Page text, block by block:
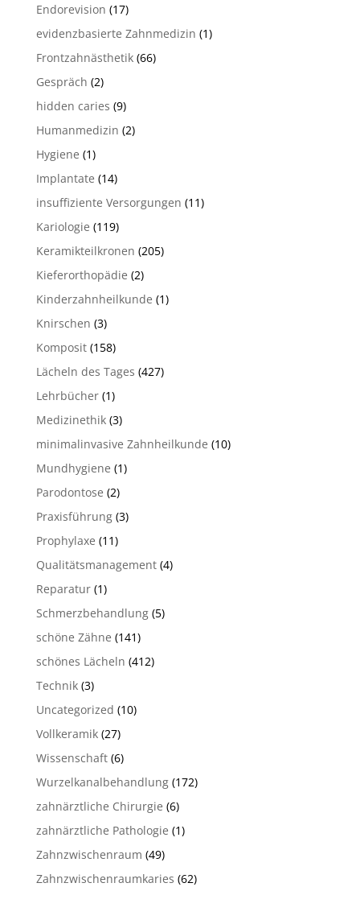
Endorevision (17)
evidenzbasierte Zahnmedizin (1)
Frontzahnästhetik(66)
Gespräch (2)
hidden caries (9)
Humanmedizin (2)
Hygiene (1)
Implantate (14)
insuffiziente Versorgungen (11)
Kariologie (119)
Keramikteilkronen (205)
Kieferorthopädie (2)
Kinderzahnheilkunde (1)
Knirschen (3)
Komposit(158)
Lächeln des Tages (427)
Lehrbücher(1)
Medizinethik(3)
minimalinvasive Zahnheilkunde (10)
Mundhygiene (1)
Parodontose (2)
Praxisführung(3)
Prophylaxe (11)
Qualitätsmanagement(4)
Reparatur(1)
Schmerzbehandlung(5)
schöne Zähne (141)
schönes Lächeln (412)
Technik(3)
Uncategorized (10)
Vollkeramik(27)
Wissenschaft(6)
Wurzelkanalbehandlung(172)
zahnärztliche Chirurgie (6)
zahnärztliche Pathologie (1)
Zahnzwischenraum (49)
Zahnzwischenraumkaries (62)